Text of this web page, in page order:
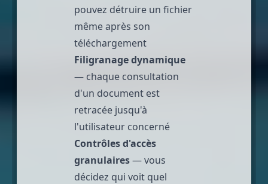
pouvez détruire un fichier
même après son
téléchargement
Filigranage dynamique
— chaque consultation
d'un document est
retracée jusqu'à
l'utilisateur concerné
Contrôles d'accès
granulaires— vous
décidez qui voit quel